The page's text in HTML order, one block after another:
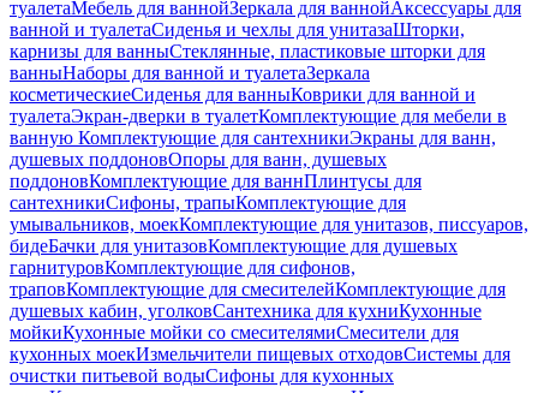
туалетаМебель для ваннойЗеркала для ваннойАксессуары для
ванной и туалетаСиденья и чехлы для унитазаШторки,
карнизы для ванныСтеклянные, пластиковые шторки для
ванныНаборы для ванной и туалетаЗеркала
косметическиеСиденья для ванныКоврики для ванной и
туалетаЭкран-дверки в туалетКомплектующие для мебели в
ванную Комплектующие для сантехникиЭкраны для ванн,
душевых поддоновОпоры для ванн, душевых
поддоновКомплектующие для ваннПлинтусы для
сантехникиСифоны, трапыКомплектующие для
умывальников, моекКомплектующие для унитазов, писсуаров,
бидеБачки для унитазовКомплектующие для душевых
гарнитуровКомплектующие для сифонов,
траповКомплектующие для смесителейКомплектующие для
душевых кабин, уголковСантехника для кухниКухонные
мойкиКухонные мойки со смесителямиСмесители для
кухонных моекИзмельчители пищевых отходовСистемы для
очистки питьевой водыСифоны для кухонных